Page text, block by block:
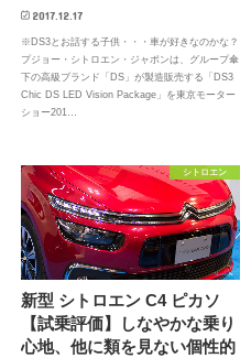
2017.12.17
※DS3とお話する子供・・・車が好きなのかな？
プジョー・シトロエン・ジャポンは、グループ傘
下の高級ブランド「DS」が製造販売する「DS3
Chic DS LED Vision Package」を東京モーター
ショー201…
シトロエン
新型 シトロエン C4 ピカソ
【試乗評価】しなやかな乗り
心地、他に類を見ない個性的